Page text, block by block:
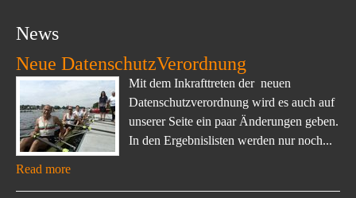
News
Neue DatenschutzVerordnung
Mit dem Inkrafttreten der neuen
Datenschutzverordnung wird es auch auf
unserer Seite ein paar Änderungen geben.
In den Ergebnislisten werden nur noch...
Read more